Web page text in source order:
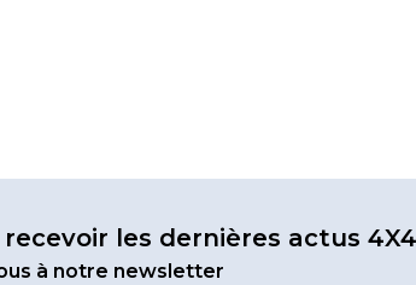
recevoir les dernières actus
à notre newsletter